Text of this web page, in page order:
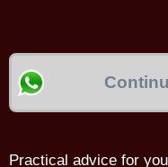
Practical advice for